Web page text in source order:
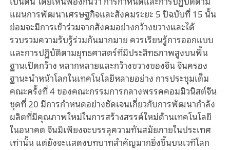
แผนการพัฒนาเศรษฐกิจและสังคมระยะ 5 ปีฉบับที่ 15 นั้น
ย่อมจะมีการเข้าร่วมจากสังคมอย่างกว้างขวางและได้
รวบรวมความรับรู้ร่วมกันมากมาย ควรเรียนรู้การออกแบบ
และการปฏิบัติตามยุทธศาสตร์ที่มีประสิทธภาพสูงบนพื้น
ฐานเปิดกว้าง หลากหลายและกว้างขวางของจีน จีนครอง
ฐานะนำหน้าโลกในเทคโนโลยีหลายอย่าง การประชุมเต็ม
คณะครั้งที่ 4 ของคณะกรรมการกลางพรรคคอมมิวนิสต์จีน
ชุดที่ 20 มีการกำหนดอย่างชัดเจนเกี่ยวกับการพัฒนากำลัง
ผลิตที่มีคุณภาพใหม่ในการสร้างสรรค์ใหม่ด้านเทคโนโลยี
ในอนาคต จีนมิเพียงจะบรรลุความทันสมัยภายในประเทศ
เท่านั้น แต่ยังจะแสดงบทบาทสำคัญมากยิ่งขึ้นบนเวทีโลก